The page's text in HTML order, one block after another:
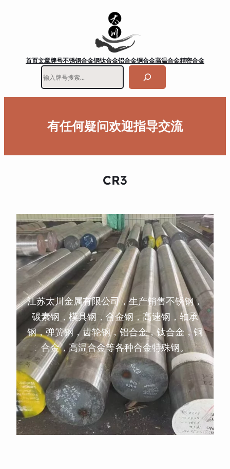
首页文章牌号不锈钢合金钢钛合金铝合金铜合金高温合金精密合金
有任何疑问欢迎指导交流
CR3
江苏太川金属有限公司，生产销售不锈钢，
碳素钢，模具钢，合金钢，高速钢，轴承
钢，弹簧钢，齿轮钢，铝合金，钛合金，铜
合金，高温合金等各种合金特殊钢。